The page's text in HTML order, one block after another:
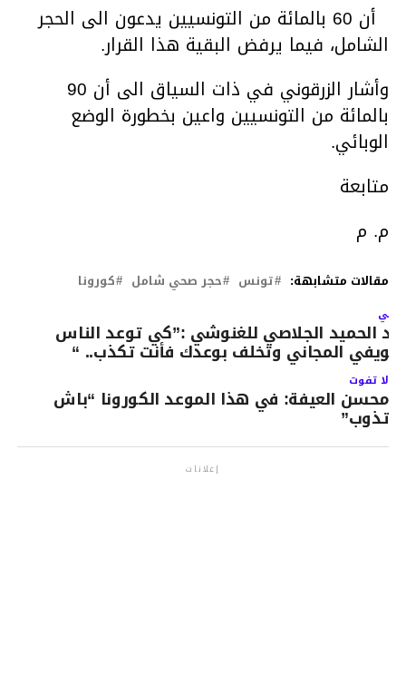
أن 60 بالمائة من التونسيين يدعون الى الحجر
الشامل، فيما يرفض البقية هذا القرار.
وأشار الزرقوني في ذات السياق الى أن 90
بالمائة من التونسيين واعين بخطورة الوضع
الوبائي.
متابعة
م. م
مقالات متشابهة: تونس حجر صحي شامل كورونا
الحميد الجلاصي للغنوشي :”كي توعد الناس
المجاني وتخلف بوعدك فأنت تكذب.. “
لا تفوت
محسن العيفة: في هذا الموعد الكورونا “باش
تذوب”
إعلانات